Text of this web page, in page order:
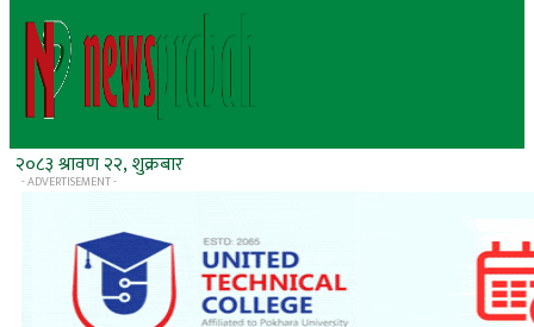
२०८३ श्रावण २२, शुक्रबार
- ADVERTISEMENT -